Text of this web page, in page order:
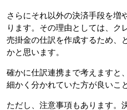
さらにそれ以外の決済手段を増
ります。その理由としては、ク
売掛金の仕訳を作成するため、
かと思います。
確かに仕訳連携まで考えますと
細かく分かれていた方が良いこ
ただし、注意事項もあります。